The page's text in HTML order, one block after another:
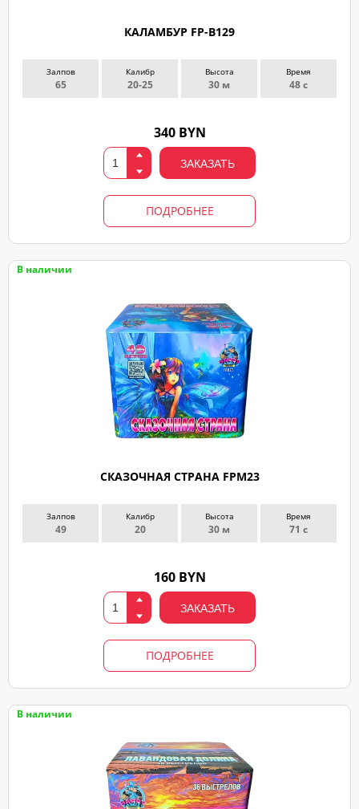
КАЛАМБУР FP-B129
Залпов
65
Калибр
20-25
Высота
30 м
Время
48 с
340 BYN
ЗАКАЗАТЬ
ПОДРОБНЕЕ
В наличии
СКАЗОЧНАЯ СТРАНА FPM23
Залпов
49
Калибр
20
Высота
30 м
Время
71 с
160 BYN
ЗАКАЗАТЬ
ПОДРОБНЕЕ
В наличии